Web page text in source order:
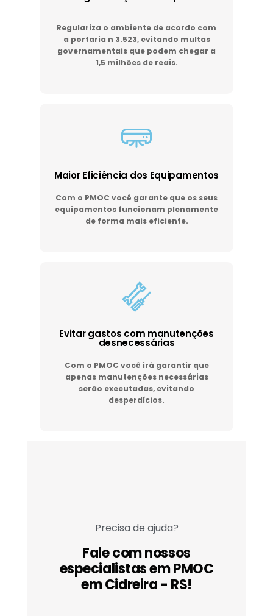
Regulariza o ambiente de acordo com
a portaria n 3.523, evitando multas
governamentais que podem chegar a
1,5 milhões de reais.
Maior Eficiência dos Equipamentos
Com o PMOC você garante que os seus
equipamentos funcionam plenamente
de forma mais eficiente.
Evitar gastos com manutenções
desnecessárias
Com o PMOC você irá garantir que
apenas manutenções necessárias
serão executadas, evitando
desperdícios.
Precisa de ajuda?
Fale com nossos
especialistas em PMOC
em Cidreira - RS!